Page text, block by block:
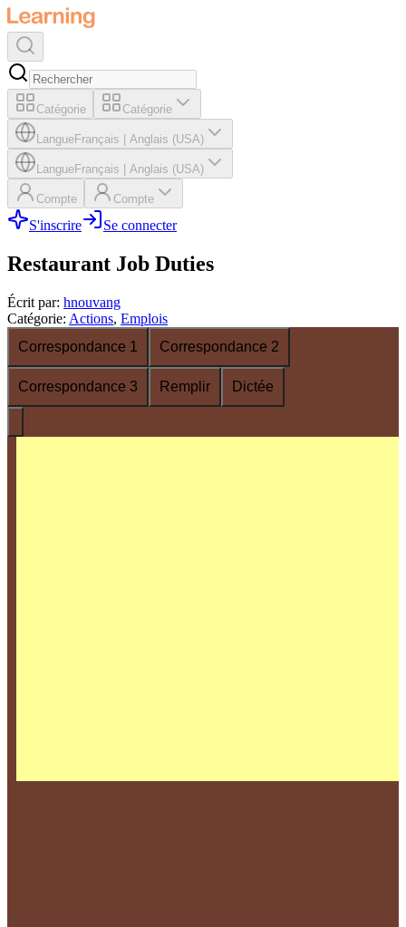
Catégorie Catégorie
LangueFrançais Anglais (USA)
LangueFrançais Anglais (USA)
Compte Compte
S'inscrire Se connecter
Restaurant Job Duties
Écrit par: hnouvang
Catégorie: Actions, Emplois
Correspondance 1
Correspondance 2
Correspondance 3 Remplir Dictée